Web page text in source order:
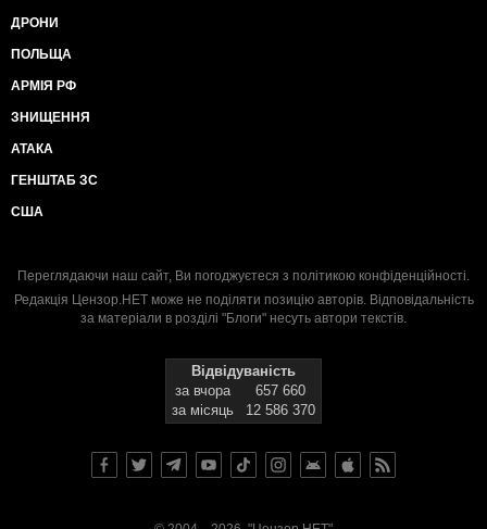
ДРОНИ
ПОЛЬЩА
АРМІЯ РФ
ЗНИЩЕННЯ
АТАКА
ГЕНШТАБ ЗС
США
Переглядаючи наш сайт, Ви погоджуєтеся з політикою конфіденційності.
Редакція Цензор.НЕТ може не поділяти позицію авторів. Відповідальність
за матеріали в розділі "Блоги" несуть автори текстів.
Відвідуваність
за вчора
657 660
за місяць
12 586 370